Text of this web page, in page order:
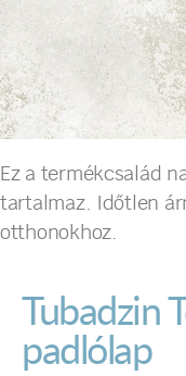
Ez a termékcsalád
tartalmaz. Időtlen
otthonokhoz.
Tubadzin
padlólap